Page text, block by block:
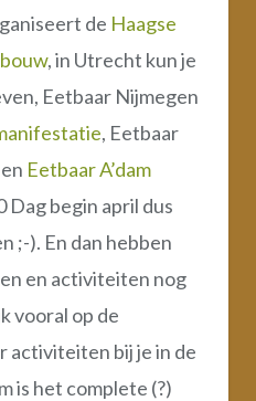
de Haagse
, in Utrecht kun je
Eetbaar Nijmegen
, Eetbaar
en Eetbaar A’dam
Dag begin april dus
;-). En dan hebben
en activiteiten nog
vooral op de
activiteiten bij je in de
is het complete (?)